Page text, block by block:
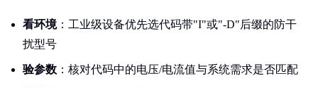
看环境：工业级设备优先选代码带"I"或"-D"后缀的防干
扰型号
验参数 ：核对代码中的电压/电流值与系统需求是否匹配